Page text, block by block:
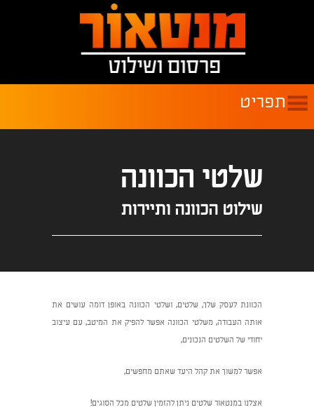
שלטי הכוונה
שילוט הכוונה ותיירות
הכוונת לעסק שלך, שלטים, ושלטי הכוונה באופן דומה עושים את
אותה העבודה, משלטי הכוונה אפשר להפיק את המיטב, עם עיצוב
יחודי של השלטים הנכונים,
אפשר למשוך את קהל היעד שאתם מחפשים,
אצלנו במנטאור שלטים ניתן להזמין שלטים מכל הסוגים!